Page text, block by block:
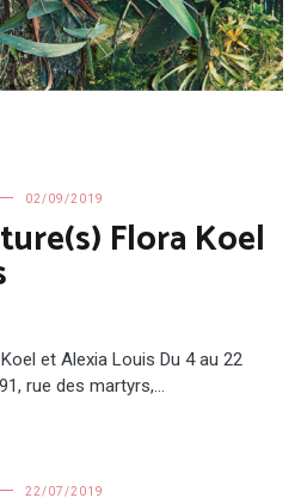
02/09/2019
Flora Koel
et Alexia Louis Du 4 au 22
rue des martyrs,…
22/07/2019